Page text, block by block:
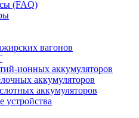
(FAQ)
вагонов
ионных аккумуляторов
аккумуляторов
аккумуляторов
устройства